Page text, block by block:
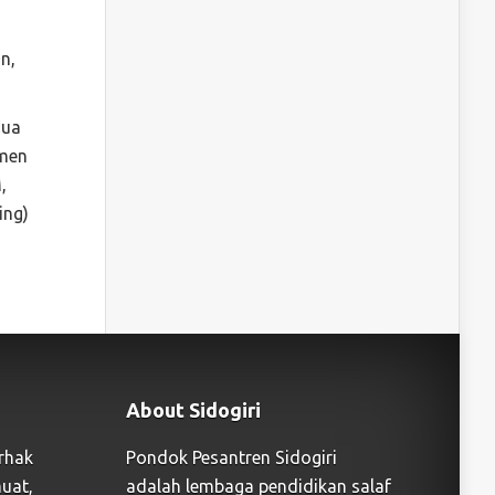
About Sidogiri
Pondok Pesantren Sidogiri
adalah lembaga pendidikan salaf